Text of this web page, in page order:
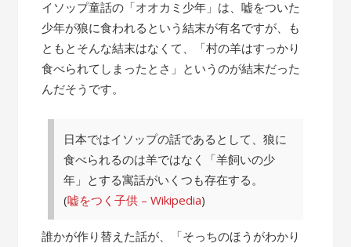
話”
イソップ童話の「オオカミ少年」は、嘘をついた
少年が狼に食われるという結末が有名ですが、も
ともとそんな結末はなくて、「村の羊はすっかり
食べられてしまったとさ」というのが結末だった
んだそうです。
日本ではイソップの話であるとして、狼に
食べられるのは羊ではなく「羊飼いの少
年」とする寓話がいくつも存在する。
(嘘をつく子供 – Wikipedia)
誰かが作り替えた話が、「そっちのほうがわかり